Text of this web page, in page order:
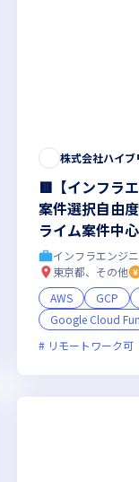
新技術に積極的 残業月20
🟥【インフラ
案件選択自由
ライム案件中
ート可能案件
残業時間15h以
インフラエンジ
東京都、その他
AWS
GCP
Google Cloud
リモートワーク可